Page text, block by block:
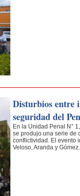
Disturbios entre
seguridad del
En la Unidad Penal N°
se produjo una serie de
conflictividad. El evento
Veloso, Aranda y